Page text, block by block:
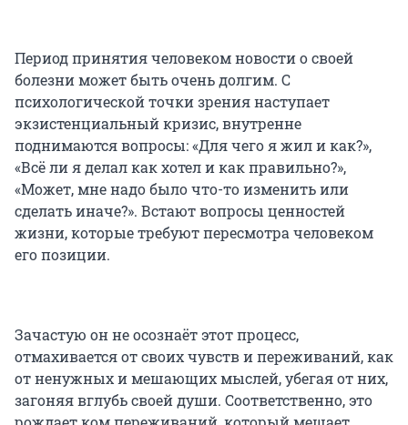
Период принятия человеком новости о своей
болезни может быть очень долгим. С
психологической точки зрения наступает
экзистенциальный кризис, внутренне
поднимаются вопросы: «Для чего я жил и как?»,
«Всё ли я делал как хотел и как правильно?»,
«Может, мне надо было что-то изменить или
сделать иначе?». Встают вопросы ценностей
жизни, которые требуют пересмотра человеком
его позиции.
Зачастую он не осознаёт этот процесс,
отмахивается от своих чувств и переживаний, как
от ненужных и мешающих мыслей, убегая от них,
загоняя вглубь своей души. Соответственно, это